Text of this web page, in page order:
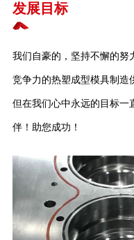
发展目标
我们自豪的，坚持不懈的努
竞争力的热塑成型模具制造
但在我们心中永远的目标
伴！助您成功！